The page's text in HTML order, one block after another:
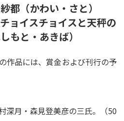
都（かわい・さと）
ョイスチョイスと天秤の
もと・あきば）
作品には、賞⾦および刊⾏の予
深⽉・森⾒登美彦の三⽒。（50